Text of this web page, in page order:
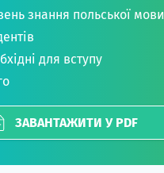
знання польської мови
для вступу
ЗАВАНТАЖИТИ У PDF